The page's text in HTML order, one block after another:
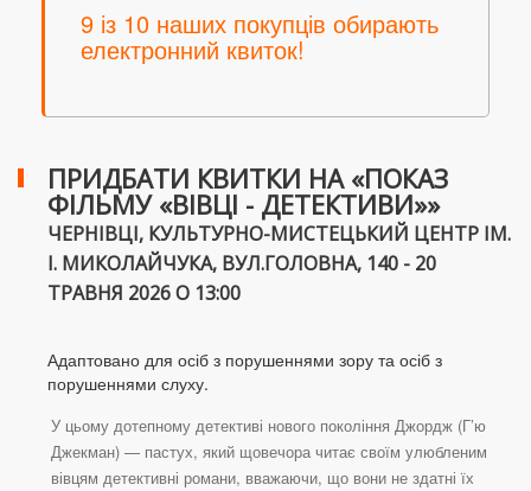
9 із 10 наших покупців обирають
електронний квиток!
ПРИДБАТИ КВИТКИ НА «ПОКАЗ
ФІЛЬМУ «ВІВЦІ - ДЕТЕКТИВИ»»
ЧЕРНІВЦІ, КУЛЬТУРНО-МИСТЕЦЬКИЙ ЦЕНТР ІМ.
І. МИКОЛАЙЧУКА, ВУЛ.ГОЛОВНА, 140 - 20
ТРАВНЯ 2026 О 13:00
Адаптовано для осіб з порушеннями зору та осіб з
порушеннями слуху.
У цьому дотепному детективі нового покоління Джордж (Г’ю
Джекман) — пастух, який щовечора читає своїм улюбленим
вівцям детективні романи, вважаючи, що вони не здатні їх